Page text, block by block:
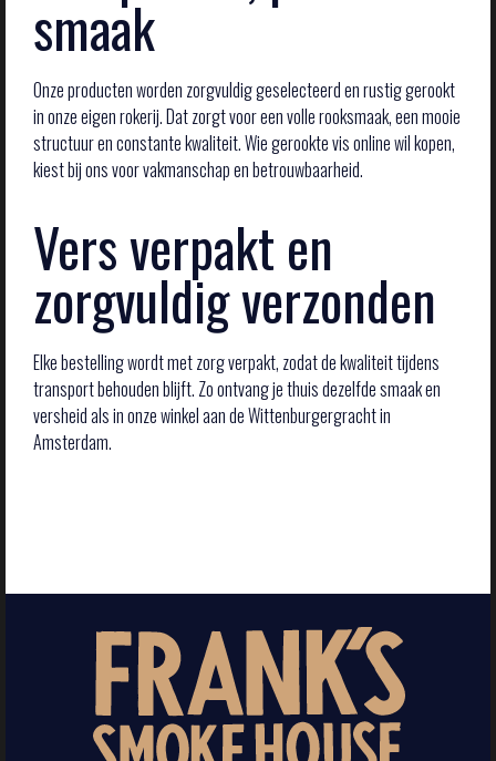
smaak
Onze producten worden zorgvuldig geselecteerd en rustig gerookt
in onze eigen rokerij. Dat zorgt voor een volle rooksmaak, een mooie
structuur en constante kwaliteit. Wie gerookte vis online wil kopen,
kiest bij ons voor vakmanschap en betrouwbaarheid.
Vers verpakt en
zorgvuldig verzonden
Elke bestelling wordt met zorg verpakt, zodat de kwaliteit tijdens
transport behouden blijft. Zo ontvang je thuis dezelfde smaak en
versheid als in onze winkel aan de Wittenburgergracht in
Amsterdam.